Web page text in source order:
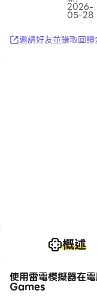
2026-
05-28
邀請好友並賺取回饋
概述
使用雷電模擬器在
Games